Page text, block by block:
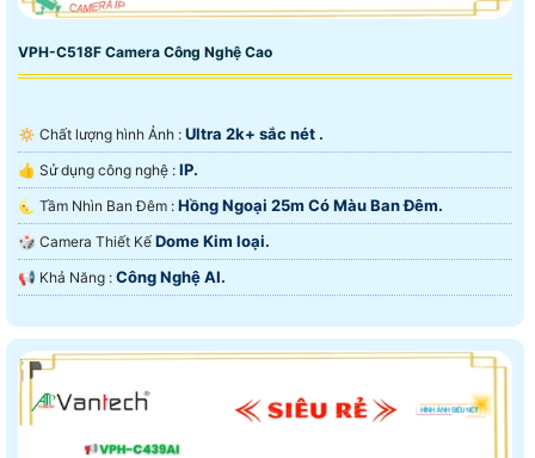
VPH-C518F Camera Công Nghệ Cao
🔅 Chất lượng hình Ảnh : Ultra 2k+ sắc nét .
👍 Sử dụng công nghệ : IP.
🌜 Tầm Nhìn Ban Đêm : Hồng Ngoại 25m Có Màu Ban Ðêm.
🎲 Camera Thiết Kế Dome Kim loại.
️📢 Khả Năng : Công Nghệ AI.